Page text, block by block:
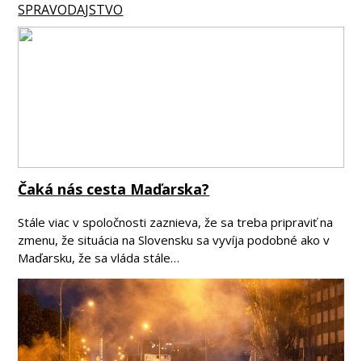
SPRAVODAJSTVO
Čaká nás cesta Maďarska?
Stále viac v spoločnosti zaznieva, že sa treba pripraviť na
zmenu, že situácia na Slovensku sa vyvíja podobné ako v
Maďarsku, že sa vláda stále…